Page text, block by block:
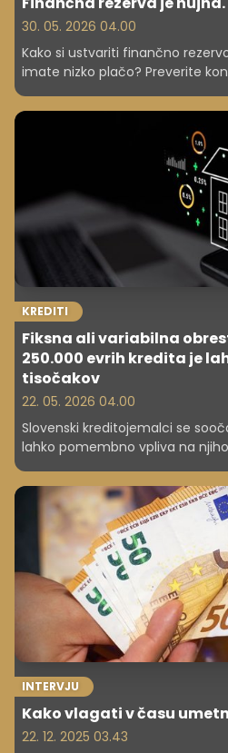
30. 05. 2026 04.00
Kako si ustvariti finančno
imate nizko plačo? Preverite
potrebujete in kako začeti danes.
KREDITI
Fiksna ali variabilna
250.000 evrih kredita je
tisočakov
22. 05. 2026 04.00
Slovenski kreditojemalci se
lahko pomembno vpliva na
ali izbrati fiksno ali variabilno
ponudb slovenskih bank kažejo,
pred nekaj leti, vendar lahko že
referenčne obrestne mere
mesečni obrok.
INTERVJU
Kako vlagati v času
22. 12. 2025 03.43